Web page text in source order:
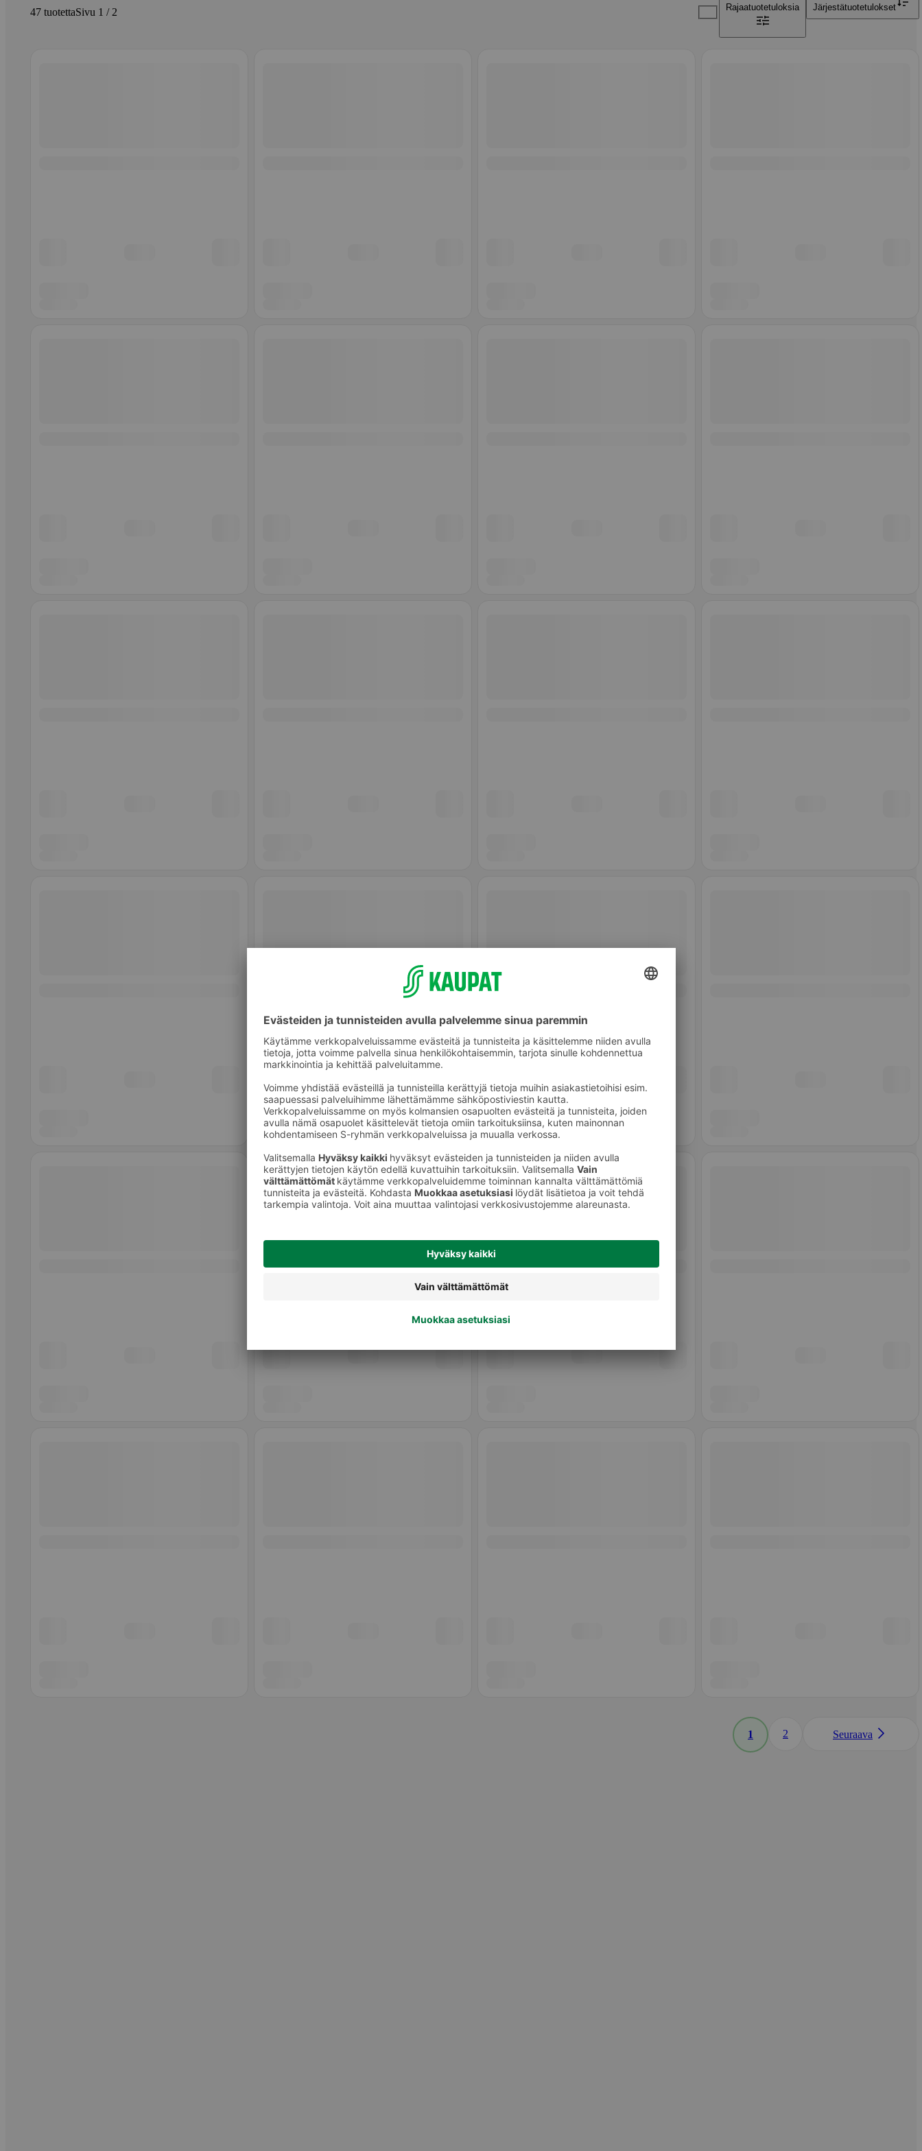
47 tuotettaSivu 1 / 2 Rajaatuotetuloksia Järjestätuotetulokset
1 2 Seuraava